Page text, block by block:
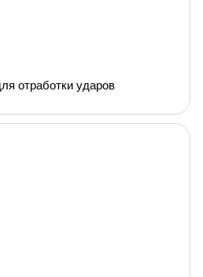
отработки ударов